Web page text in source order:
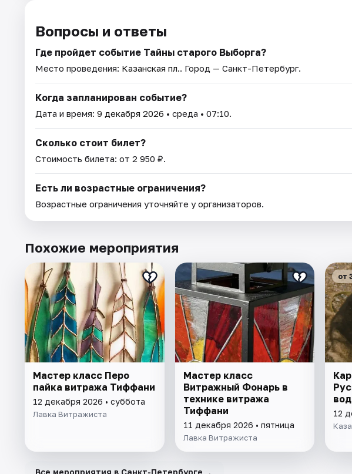
Вопросы и ответы
Где пройдет событие Тайны старого Выборга?
Место проведения: Казанская пл.. Город — Санкт-Петербург.
Когда запланирован событие?
Дата и время: 9 декабря 2026 • среда • 07:10.
Сколько стоит билет?
Стоимость билета: от 2 950 ₽.
Есть ли возрастные ограничения?
Возрастные ограничения уточняйте у организаторов.
Похожие мероприятия
Мастер класс Перо
пайка витража Тиффани
12 декабря 2026 • суббота
Лавка Витражиста
Мастер класс
Витражный Фонарь в
технике витража
Тиффани
11 декабря 2026 • пятница
Лавка Витражиста
от
12